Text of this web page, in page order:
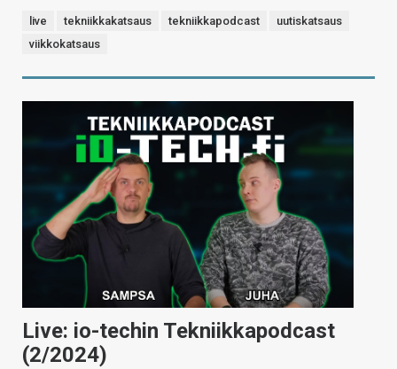
live tekniikkakatsaus tekniikkapodcast
uutiskatsaus
viikkokatsaus
Live: io-techin Tekniikkapodcast
(2/2024)